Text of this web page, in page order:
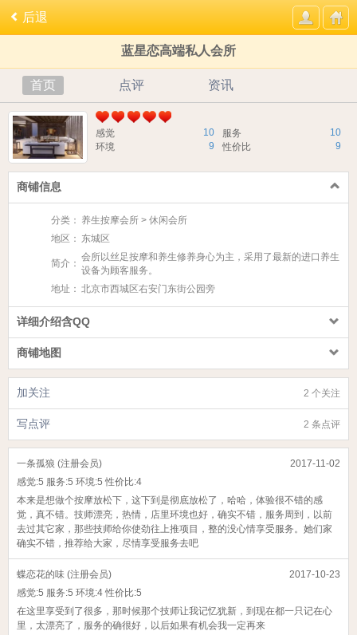
后退
蓝星恋高端私人会所
首页 点评 资讯
10
感觉 10
服务
9
环境 9
性价比
商铺信息
分类： 养生按摩会所 > 休闲会所
地区： 东城区
简介：
会所以丝足按摩和养生修养身心为主，采用了最新的进口养生
设备为顾客服务。
地址： 北京市西城区右安门东街公园旁
详细介绍含QQ
商铺地图
2 个关注
加关注
2 条点评
写点评
2017-11-02
一条孤狼 (注册会员)
感觉:5 服务:5 环境:5 性价比:4
本来是想做个按摩放松下，这下到是彻底放松了，哈哈，体验很不错的感
觉，真不错。技师漂亮，热情，店里环境也好，确实不错，服务周到，以前
去过其它家，那些技师给你使劲往上推项目，整的没心情享受服务。她们家
确实不错，推荐给大家，尽情享受服务去吧
2017-10-23
蝶恋花的味 (注册会员)
感觉:5 服务:5 环境:4 性价比:5
在这里享受到了很多，那时候那个技师让我记忆犹新，到现在都一只记在心
里，太漂亮了，服务的确很好，以后如果有机会我一定再来